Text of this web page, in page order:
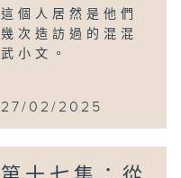
這個人居然是他們
幾次造訪過的混混
武小文。
27/02/2025